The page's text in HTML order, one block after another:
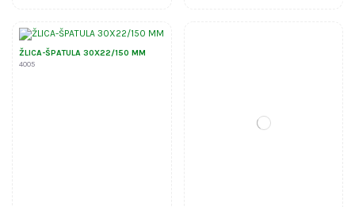
ŽLICA-ŠPATULA 30X22/150 MM
4005